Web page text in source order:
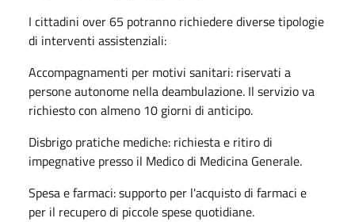
I cittadini over 65 potranno richiedere diverse tipologie
di interventi assistenziali:
Accompagnamenti per motivi sanitari: riservati a
persone autonome nella deambulazione. Il servizio va
richiesto con almeno 10 giorni di anticipo.
Disbrigo pratiche mediche: richiesta e ritiro di
impegnative presso il Medico di Medicina Generale.
Spesa e farmaci: supporto per l'acquisto di farmaci e
per il recupero di piccole spese quotidiane.